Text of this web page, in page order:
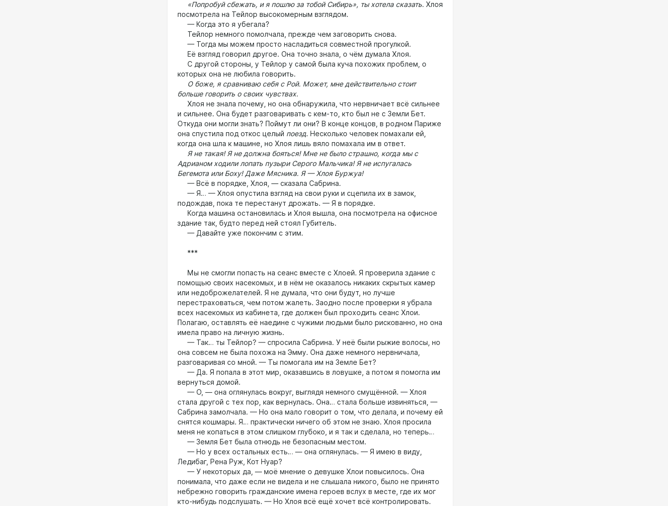
«Попробуй сбежать, и я пошлю за тобой Сибирь», ты хотела сказать. Хлоя
посмотрела на Тейлор высокомерным взглядом.
— Когда это я убегала?
Тейлор немного помолчала, прежде чем заговорить снова.
— Тогда мы можем просто насладиться совместной прогулкой.
Её взгляд говорил другое. Она точно знала, о чём думала Хлоя.
С другой стороны, у Тейлор у самой была куча похожих проблем, о
которых она не любила говорить.
О боже, я сравниваю себя с Рой. Может, мне действительно стоит
больше говорить о своих чувствах.
Хлоя не знала почему, но она обнаружила, что нервничает всё сильнее
и сильнее. Она будет разговаривать с кем-то, кто был не с Земли Бет.
Откуда они могли знать? Поймут ли они? В конце концов, в родном Париже
она спустила под откос целый поезд. Несколько человек помахали ей,
когда она шла к машине, но Хлоя лишь вяло помахала им в ответ.
Я не такая! Я не должна бояться! Мне не было страшно, когда мы с
Адрианом ходили лопать пузыри Серого Мальчика! Я не испугалась
Бегемота или Боху! Даже Мясника. Я — Хлоя Буржуа!
— Всё в порядке, Хлоя, — сказала Сабрина.
— Я… — Хлоя опустила взгляд на свои руки и сцепила их в замок,
подождав, пока те перестанут дрожать. — Я в порядке.
Когда машина остановилась и Хлоя вышла, она посмотрела на офисное
здание так, будто перед ней стоял Губитель.
— Давайте уже покончим с этим.
***
Мы не смогли попасть на сеанс вместе с Хлоей. Я проверила здание с
помощью своих насекомых, и в нём не оказалось никаких скрытых камер
или недоброжелателей. Я не думала, что они будут, но лучше
перестраховаться, чем потом жалеть. Заодно после проверки я убрала
всех насекомых из кабинета, где должен был проходить сеанс Хлои.
Полагаю, оставлять её наедине с чужими людьми было рискованно, но она
имела право на личную жизнь.
— Так… ты Тейлор? — спросила Сабрина. У неё были рыжие волосы, но
она совсем не была похожа на Эмму. Она даже немного нервничала,
разговаривая со мной. — Ты помогала им на Земле Бет?
— Да. Я попала в этот мир, оказавшись в ловушке, а потом я помогла им
вернуться домой.
— О, — она оглянулась вокруг, выглядя немного смущённой. — Хлоя
стала другой с тех пор, как вернулась. Она… стала больше извиняться, —
Сабрина замолчала. — Но она мало говорит о том, что делала, и почему ей
снятся кошмары. Я… практически ничего об этом не знаю. Хлоя просила
меня не копаться в этом слишком глубоко, и я так и сделала, но теперь…
— Земля Бет была отнюдь не безопасным местом.
— Но у всех остальных есть… — она оглянулась. — Я имею в виду,
Ледибаг, Рена Руж, Кот Нуар?
— У некоторых да, — моё мнение о девушке Хлои повысилось. Она
понимала, что даже если не видела и не слышала никого, было не принято
небрежно говорить гражданские имена героев вслух в месте, где их мог
кто-нибудь подслушать. — Но Хлоя всё ещё хочет всё контролировать.